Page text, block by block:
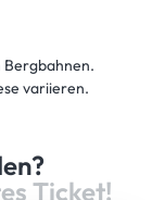
variieren.
Ticket!